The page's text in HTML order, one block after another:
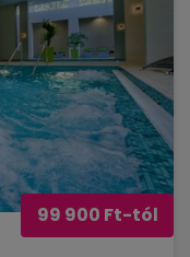
99 900 Ft-tól